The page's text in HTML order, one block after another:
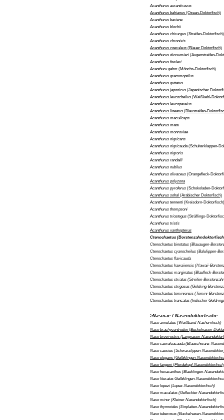
Acanthurus auranticavus
Acanthurus bahianus (Ozean-Doktorfisch)
Acanthurus bariene
Acanthurus blochii
Acanthurus chirurgus (Streifen-Doktorfisch)
Acanthurus chronixis
Acanthurus coeruleus (Blauer Doktorfisch)
Acanthurus dussumieri (Augenstreifen-
Acanthurus fowleri
Acanthuru gahm (Mönchs-Doktorfisch)
Acanthurus grammoptilus
Acanthurus guttatus
Acanthurus japonicus (Japanischer
Acanthurus leucocheilus (Weißkehl-
Acanthurus leucopareius
Acanthurus lineatus (Blaustreifen-
Acanthurus maculiceps
Acanthurus mata
Acanthurus monroviae
Acanthurus nigricans
Acanthurus nigricauda (Schulterklappen-
Acanthurus nigroris
Acanthurus randalli
Acanthurus nubilus
Acanthurus olivaceus (Orangefleck-
Acanthurus polyzona
Acanthurus pyroferus (Schokoladen-
Acanthurus sohal (Arabischer Doktorfisch)
Acanthurus tennenti (Kreisdorn-Doktorfisch)
Acanthurus thompsoni
Acanthurus triostegus (Sträflings-
Acanthurus tristis
Acanthurus xanthopterus
Ctenochaetus
Ctenochaetus binotatus (Blauaugen-
Ctenochaetus cyanocheilus (Balulippen-
Ctenochaetus flavicauda
Ctenochaetus hawaiiensis (Hawaii-
Ctenochaetus marginatus (Blaufleck-
Ctenochaetus striatus (Streifen-
Ctenochaetus strigosus (Goldring-
Ctenochaetus tominiensis (Tomini-
Ctenochaetus truncatus (Indischer
>Nasinae / Nasendoktorfische
Naso annulatus (Weißband-Nashornfisch)
Naso brachycentrodon (Buckelnasen-
Naso brevirostris (Langnasen-
Naso caeruleacauda (Blauschwanz-
Naso caesius (Schwarzlippen-
Naso elegans (Gelbklingen-
Naso fangeni (Pferdekopf-
Naso hexacanthus (Blauklingen-
Naso lituratus Gelbklingen-
Naso lopezi (Lopez-Nasendoktorfisch)
Naso maculatus (Gefleckter
Naso minor (Kleiner Nasendoktorfisch)
Naso thynnoides (Einplatten-
Naso tuberosus (Buckelnasen-